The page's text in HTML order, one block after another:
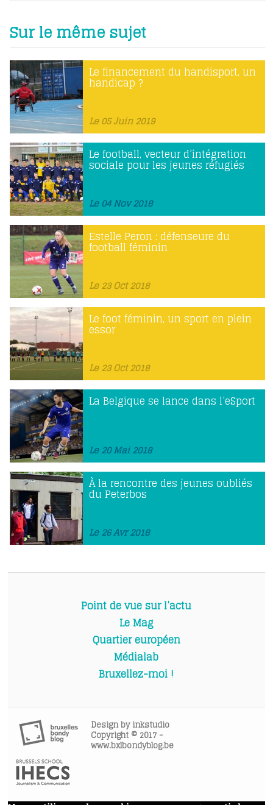
Sur le même sujet
Le financement du handisport, un
handicap ?
Le 05 Juin 2019
Le football, vecteur d’intégration
sociale pour les jeunes réfugiés
Le 04 Nov 2018
Estelle Peron : défenseure du
football féminin
Le 23 Oct 2018
Le foot féminin, un sport en plein
essor
Le 23 Oct 2018
La Belgique se lance dans l’eSport
Le 20 Mai 2018
À la rencontre des jeunes oubliés
du Peterbos
Le 26 Avr 2018
Point de vue sur l’actu
Le Mag
Quartier européen
Médialab
Bruxellez-moi !
Design byinkstudio
Copyright © 2017 -
www.bxlbondyblog.be